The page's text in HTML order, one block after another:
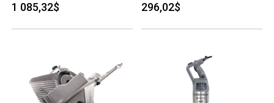
1 085,32$ 296,02$